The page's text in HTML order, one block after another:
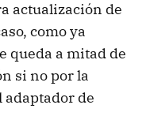
actualización de
como ya
queda a mitad de
si no por la
de